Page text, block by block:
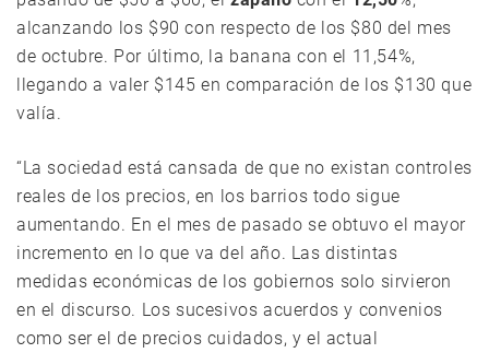
alcanzando los $90 con respecto de los $80 del mes
de octubre. Por último, la banana con el 11,54%,
llegando a valer $145 en comparación de los $130 que
valía.
“La sociedad está cansada de que no existan controles
reales de los precios, en los barrios todo sigue
aumentando. En el mes de pasado se obtuvo el mayor
incremento en lo que va del año. Las distintas
medidas económicas de los gobiernos solo sirvieron
en el discurso. Los sucesivos acuerdos y convenios
como ser el de precios cuidados, y el actual